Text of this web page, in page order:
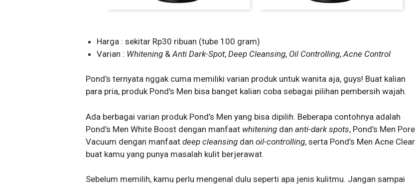
Harga : sekitar Rp30 ribuan (tube 100 gram)
Varian : Whitening &Anti Dark-Spot,Deep Cleansing, Oil Controlling,Acne Control
Pond’s ternyata nggak cuma memiliki varian produk untuk wanita aja, guys! Buat kalian
para pria, produk Pond’s Men bisa banget kalian coba sebagai pilihan pembersih wajah.
Ada berbagai varian produk Pond’s Men yang bisa dipilih. Beberapa contohnya adalah
Pond’s Men White Boost dengan manfaat whitening dan anti-dark spots, Pond’s Men Pore
Vacuum dengan manfaat deep cleansing dan oil-controlling, serta Pond’s Men Acne Clear
buat kamu yang punya masalah kulit berjerawat.
Sebelum memilih, kamu perlu mengenal dulu seperti apa jenis kulitmu. Jangan sampai